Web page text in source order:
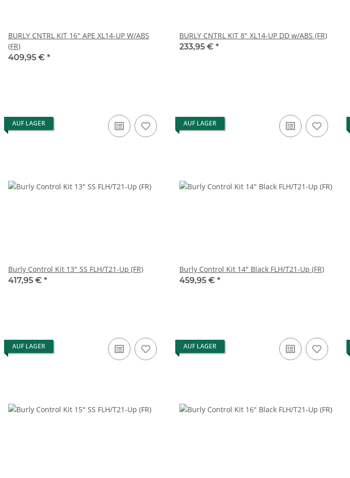
BURLY CNTRL KIT 16" APE XL14-UP W/ABS
(FR)
409,95 € *
BURLY CNTRL KIT 8" XL14-UP DD w/ABS (FR)
233,95 € *
AUF LAGER
Burly Control Kit 13" SS FLH/T21-Up (FR)
417,95 € *
AUF LAGER
Burly Control Kit 14" Black FLH/T21-Up (FR)
459,95 € *
AUF LAGER AUF LAGER